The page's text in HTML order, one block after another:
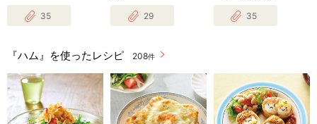
35 29 35
『ハム』を使ったレシピ 208件